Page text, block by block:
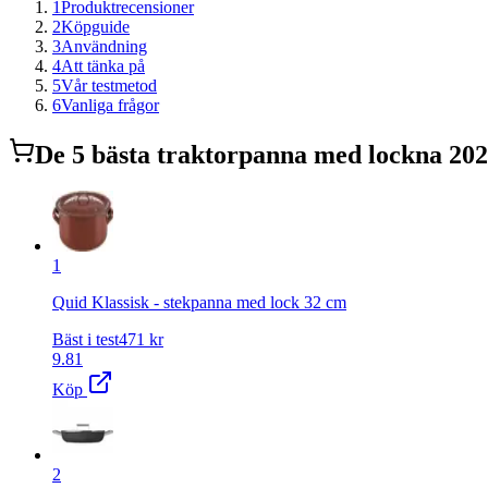
1Produktrecensioner
2Köpguide
3Användning
4Att tänka på
5Vår testmetod
6Vanliga frågor
De 5 bästa traktorpanna med lockna
1
Quid Klassisk - stekpanna med lock 32 cm
Bäst i test471 kr
9.81
Köp
2